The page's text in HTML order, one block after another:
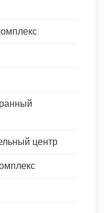
центр